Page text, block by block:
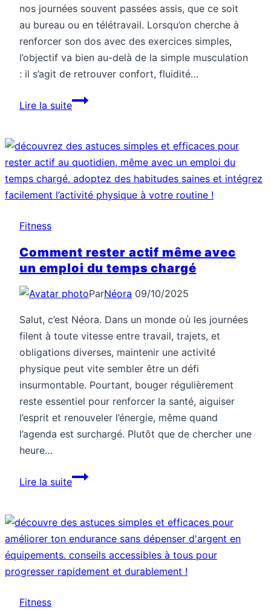
nos journées souvent passées assis, que ce soit
au bureau ou en télétravail. Lorsqu’on cherche à
renforcer son dos avec des exercices simples,
l’objectif va bien au-delà de la simple musculation
: il s’agit de retrouver confort, fluidité…
Lire la suiteComment
dos
avec
des
exercices
Fitness
Comment rester actif même avec
un emploi du temps chargé
ParNéora 09/10/2025
Salut, c’est Néora. Dans un monde où les journées
filent à toute vitesse entre travail, trajets, et
obligations diverses, maintenir une activité
physique peut vite sembler être un défi
insurmontable. Pourtant, bouger régulièrement
reste essentiel pour renforcer la santé, aiguiser
l’esprit et renouveler l’énergie, même quand
l’agenda est surchargé. Plutôt que de chercher une
heure…
Lire la suiteComment
même
avec
un
emploi
Fitness